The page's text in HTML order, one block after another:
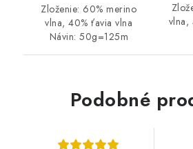
Zloženie: 60% merino
vlna, 40% ťavia vlna
Návin: 50g=125m
vlna,
Podobné